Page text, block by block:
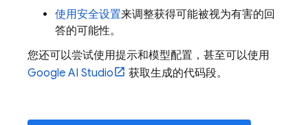
使用安全设置来调整获得可能被视为有害的回
答的可能性。
您还可以尝试使用提示和模型配置，甚至可以使用
Google AI Studio
获取生成的代码段。